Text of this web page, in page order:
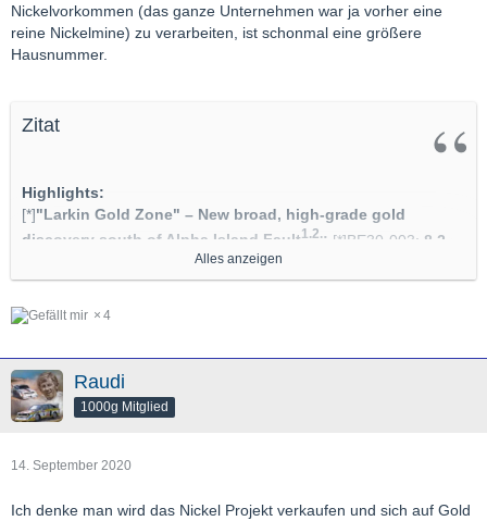
Nickelvorkommen (das ganze Unternehmen war ja vorher eine
reine Nickelmine) zu verarbeiten, ist schonmal eine größere
Hausnummer.
Zitat
Highlights:
[*]"Larkin Gold Zone" – New broad, high-grade gold
discovery south of Alpha Island Fault1.2.: [*]BE30-003: 8.2
[*]BE30-004:3.3 g/t over 15.8 m
[*]BE30-007:
[*]BE30-010:
[*]Wall Sample (BD40ACCLHW_002):
including 22.7 g/t over 2.6 m
[/list][*]
"30C Nickel Trough" - First new nickel discovery at
[*]BE30-009:7.7% Ni over 1.3 m
[/list][/list]
Alles anzeigen
4
Raudi
1000g Mitglied
14. September 2020
Ich denke man wird das Nickel Projekt verkaufen und sich auf Gold